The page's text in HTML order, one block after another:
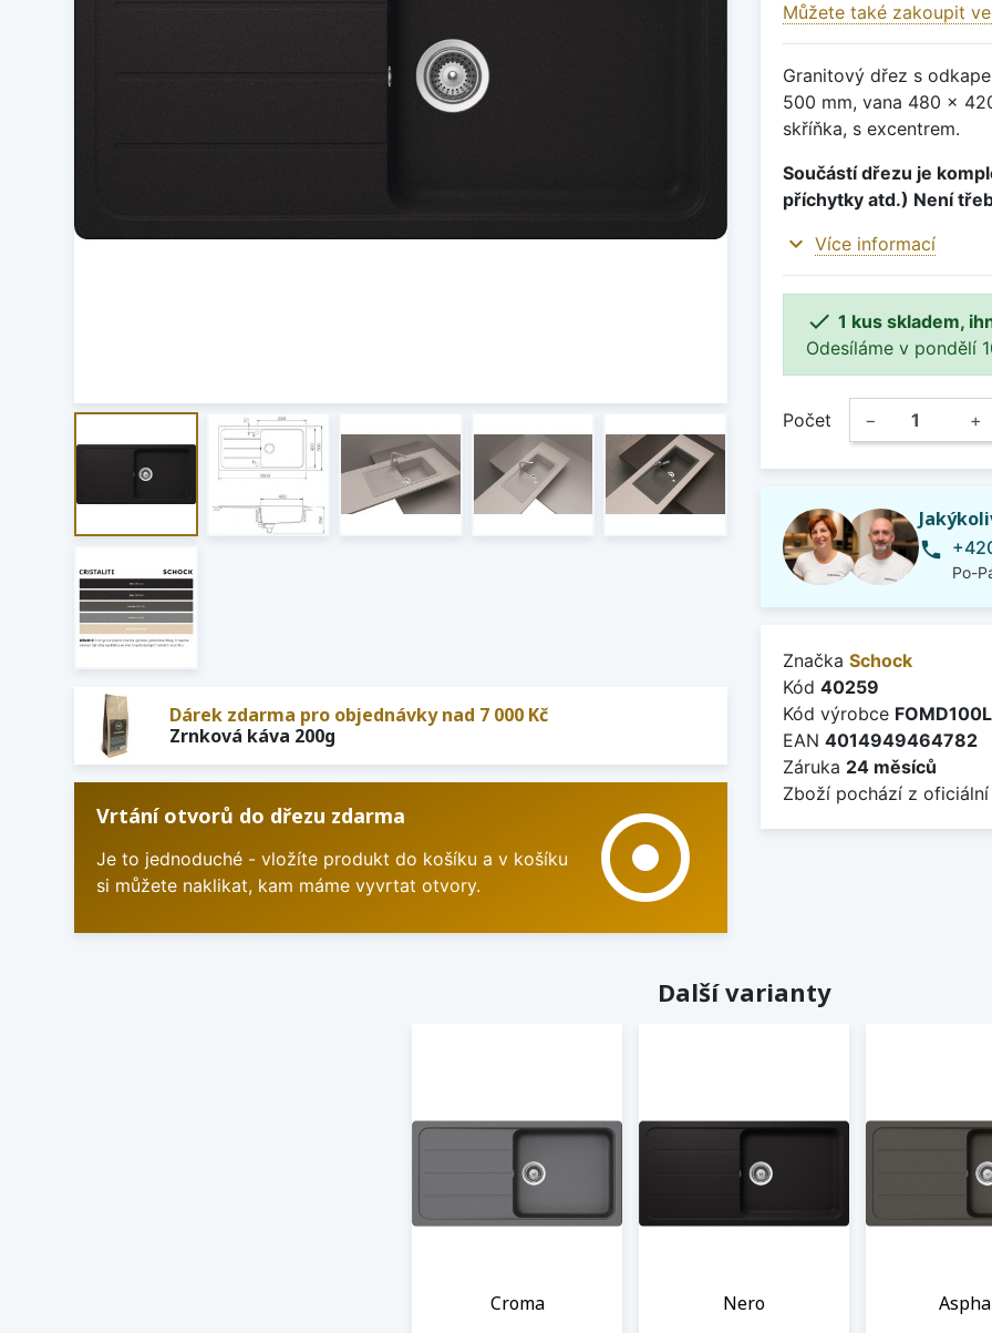
Dárek zdarma pro objednávky nad 7 000 Kč
Zrnková káva 200g
Vrtání otvorů do dřezu zdarma
Je to jednoduché - vložíte produkt do košíku a v košíku
si můžete naklikat, kam máme vyvrtat otvory.
adjust
Můžete také zakoupit
Granitový dřez s
500 mm, vana 480 x
skříňka, s excentrem.
Součástí dřezu je
příchytky atd.) Není
expand_more Více informací
 1 kus skladem,
Odesíláme v pondělí
Počet − +
phone
Po-
Značka Schock
Kód 40259
Kód výrobce
EAN 4014949464782
Záruka 24 měsíců
Zboží pochází z
Další varianty
Croma Nero